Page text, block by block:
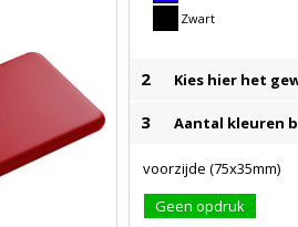
Zwart
2 Kies hier het
3 Aantal kleuren
voorzijde (75x35mm)
Geen opdruk